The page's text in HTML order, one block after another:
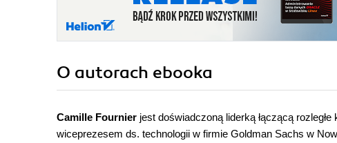
O autorach ebooka
Camille Fournier jest doświadczoną liderką łączącą
wiceprezesem ds. technologii w firmie Goldman Sachs w